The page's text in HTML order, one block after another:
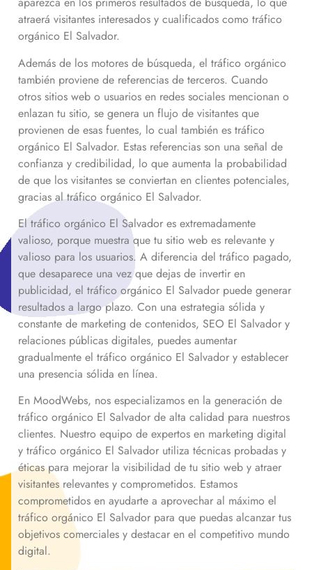
atraerá visitantes interesados y cualificados como tráfico
orgánico El Salvador.
Además de los motores de búsqueda, el tráfico orgánico
también proviene de referencias de terceros. Cuando
otros sitios web o usuarios en redes sociales mencionan o
enlazan tu sitio, se genera un flujo de visitantes que
provienen de esas fuentes, lo cual también es tráfico
orgánico El Salvador. Estas referencias son una señal de
confianza y credibilidad, lo que aumenta la probabilidad
de que los visitantes se conviertan en clientes potenciales,
gracias al tráfico orgánico El Salvador.
El tráfico orgánico El Salvador es extremadamente
valioso, porque muestra que tu sitio web es relevante y
valioso para los usuarios. A diferencia del tráfico pagado,
que desaparece una vez que dejas de invertir en
publicidad, el tráfico orgánico El Salvador puede generar
resultados a largo plazo. Con una estrategia sólida y
constante de marketing de contenidos, SEO El Salvador y
relaciones públicas digitales, puedes aumentar
gradualmente el tráfico orgánico El Salvador y establecer
una presencia sólida en línea.
En MoodWebs, nos especializamos en la generación de
tráfico orgánico El Salvador de alta calidad para nuestros
clientes. Nuestro equipo de expertos en marketing digital
y tráfico orgánico El Salvador utiliza técnicas probadas y
éticas para mejorar la visibilidad de tu sitio web y atraer
visitantes relevantes y comprometidos. Estamos
comprometidos en ayudarte a aprovechar al máximo el
tráfico orgánico El Salvador para que puedas alcanzar tus
objetivos comerciales y destacar en el competitivo mundo
digital.